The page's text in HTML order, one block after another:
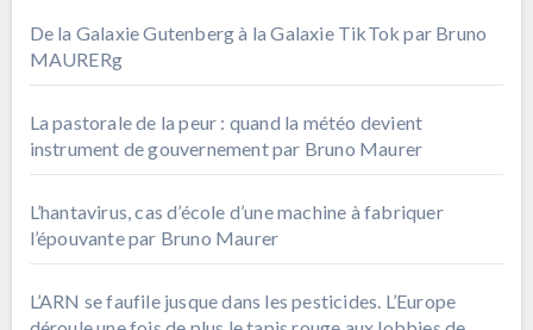
De la Galaxie Gutenberg à la Galaxie TikTok par Bruno
MAURERg
La pastorale de la peur : quand la météo devient
instrument de gouvernement par Bruno Maurer
L’hantavirus, cas d’école d’une machine à fabriquer
l’épouvante par Bruno Maurer
L’ARN se faufile jusque dans les pesticides. L’Europe